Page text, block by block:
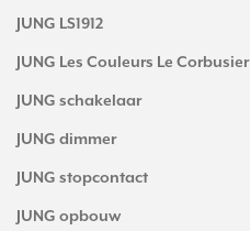
JUNG LS1912
JUNG Les Couleurs Le Corbusier
JUNG schakelaar
JUNG dimmer
JUNG stopcontact
JUNG opbouw